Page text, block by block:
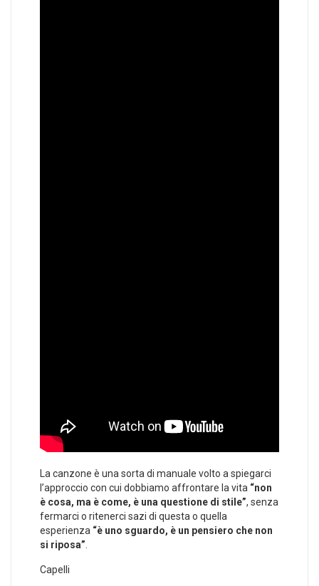
La canzone è una sorta di manuale volto a spiegarci
l’approccio con cui dobbiamo affrontare la vita “non
è cosa, ma è come, è una questione di stile”, senza
fermarci o ritenerci sazi di questa o quella
esperienza “è uno sguardo, è un pensiero che non
si riposa”.
Capelli